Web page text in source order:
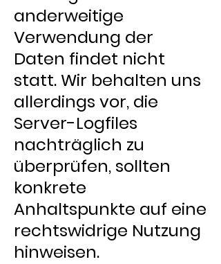
anderweitige
Verwendung der
Daten findet nicht
statt. Wir behalten uns
allerdings vor, die
Server-Logfiles
nachträglich zu
überprüfen, sollten
konkrete
Anhaltspunkte auf eine
rechtswidrige Nutzung
hinweisen.